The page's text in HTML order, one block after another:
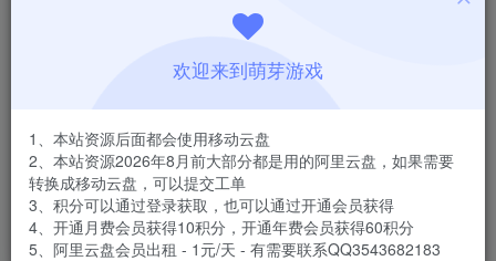
此内容为付费资源，请付费后查看
￥1
免费
登录购买
安装包大小
游戏本体大小
125.53 GB
欢迎来到萌芽游戏
1、本站资源后面都会使用移动云盘
2、本站资源2026年8月前大部分都是用的阿里云盘，如果需要
转换成移动云盘，可以提交工单
3、积分可以通过登录获取，也可以通过开通会员获得
4、开通月费会员获得10积分，开通年费会员获得60积分
5、阿里云盘会员出租 - 1元/天 - 有需要联系QQ3543682183